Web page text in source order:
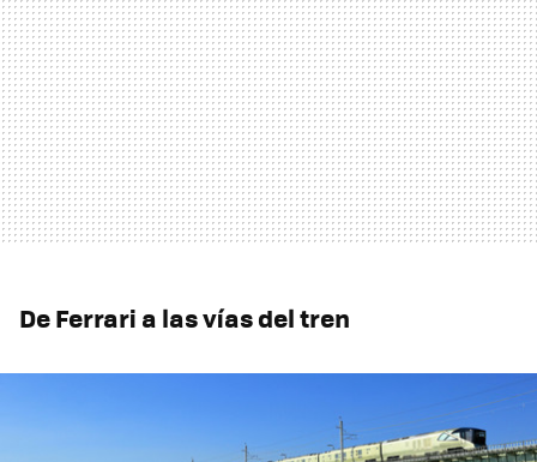
De Ferrari a las vías del tren